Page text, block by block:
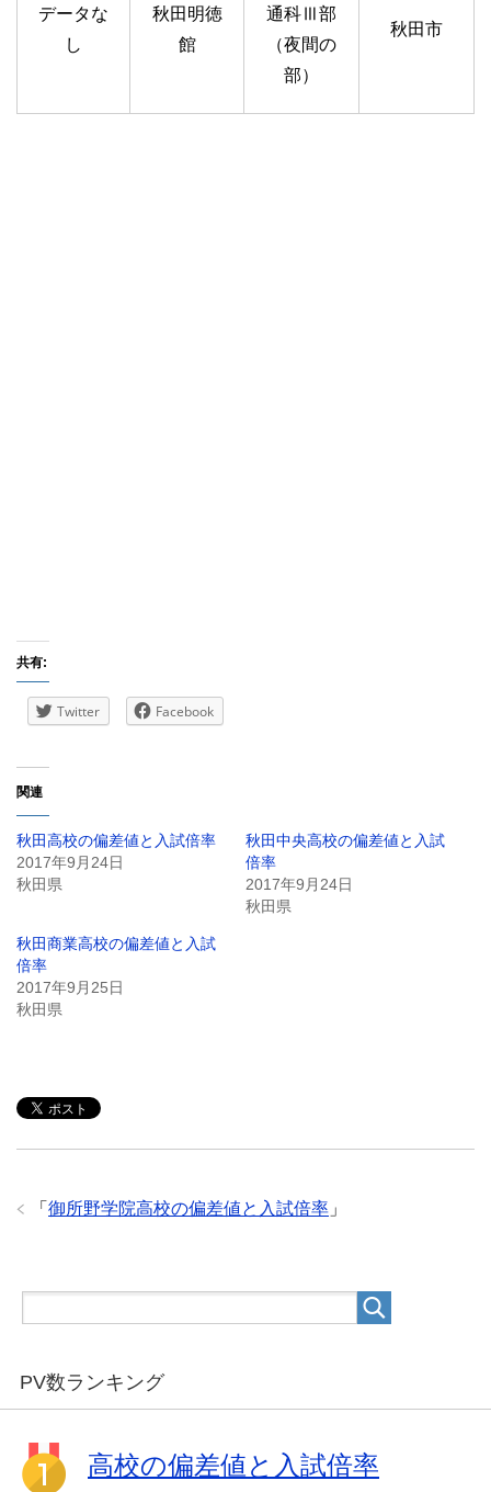
データな
し
秋田明徳
館
通科Ⅲ部
（夜間の
部）
秋田市
共有:
Twitter Facebook
関連
秋田高校の偏差値と入試倍率
2017年9月24日
秋田県
秋田中央高校の偏差値と入試
倍率
2017年9月24日
秋田県
秋田商業高校の偏差値と入試
倍率
2017年9月25日
秋田県
「 御所野学院高校の偏差値と入試倍率 」
PV数ランキング
高校の偏差値と入試倍率